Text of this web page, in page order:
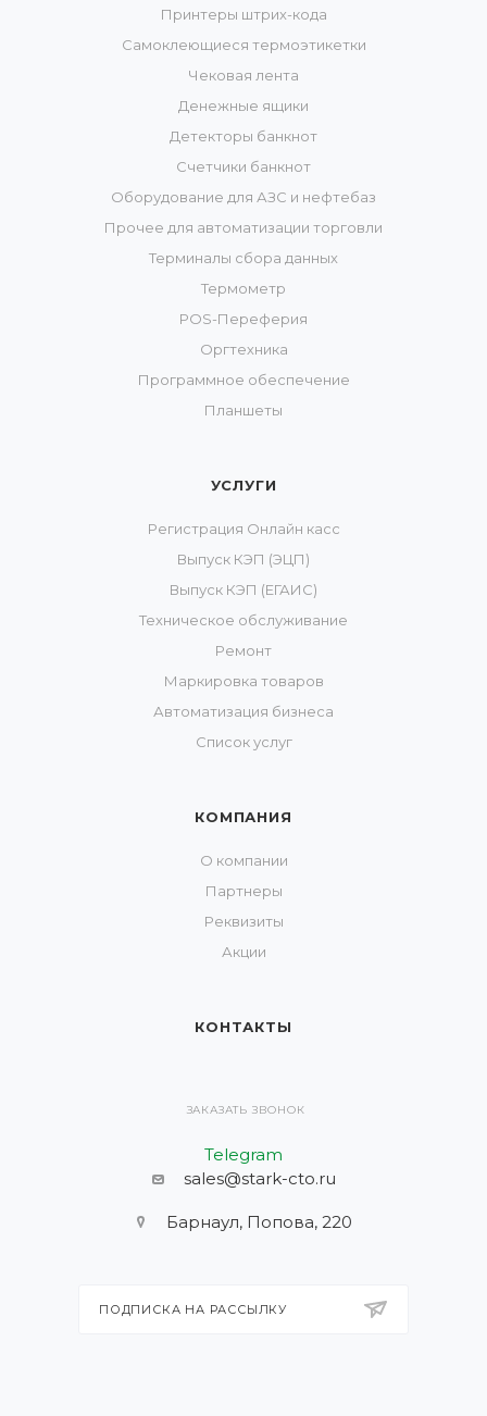
Принтеры штрих-кода
Самоклеющиеся термоэтикетки
Чековая лента
Денежные ящики
Детекторы банкнот
Счетчики банкнот
Оборудование для АЗС и нефтебаз
Прочее для автоматизации торговли
Терминалы сбора данных
Термометр
POS-Переферия
Оргтехника
Программное обеспечение
Планшеты
УСЛУГИ
Регистрация Онлайн касс
Выпуск КЭП (ЭЦП)
Выпуск КЭП (ЕГАИС)
Техническое обслуживание
Ремонт
Маркировка товаров
Автоматизация бизнеса
Список услуг
КОМПАНИЯ
О компании
Партнеры
Реквизиты
Акции
КОНТАКТЫ
ЗАКАЗАТЬ ЗВОНОК
Telegram
sales@stark-cto.ru
Барнаул, Попова, 220
ПОДПИСКА НА РАССЫЛКУ